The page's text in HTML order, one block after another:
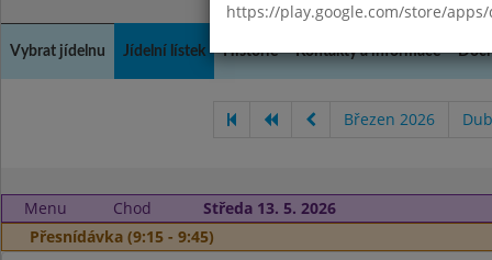
Vybrat jídelnu Jídelní lístek Historie Kontakty a informace
Březen 2026
Menu Chod
Středa 13. 5. 2026
Přesnídávka (9:15 - 9:45)
https://play.google.com/store/